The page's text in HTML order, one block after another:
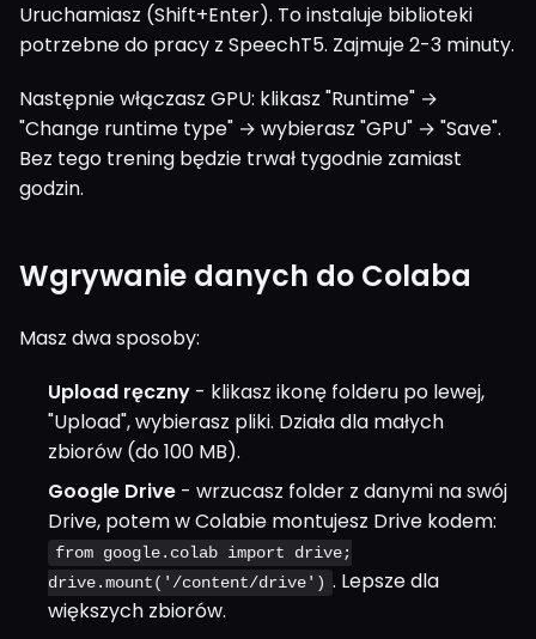
Uruchamiasz (Shift+Enter). To instaluje biblioteki
potrzebne do pracy z SpeechT5. Zajmuje 2-3 minuty.
Następnie włączasz GPU: klikasz "Runtime" →
"Change runtime type" → wybierasz "GPU" → "Save".
Bez tego trening będzie trwał tygodnie zamiast
godzin.
Wgrywanie danych do Colaba
Masz dwa sposoby:
Upload ręczny - klikasz ikonę folderu po lewej,
"Upload", wybierasz pliki. Działa dla małych
zbiorów (do 100 MB).
Google Drive - wrzucasz folder z danymi na swój
Drive, potem w Colabie montujesz Drive kodem:
from google.colab import drive;
drive.mount('/content/drive') . Lepsze dla
większych zbiorów.